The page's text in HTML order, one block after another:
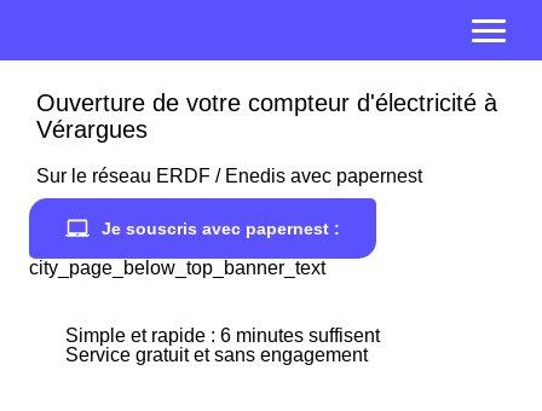
Ouverture de votre compteur d'électricité à
Vérargues
Sur le réseau ERDF / Enedis avec papernest
Je souscris avec papernest :
city_page_below_top_banner_text
Simple et rapide : 6 minutes suffisent
Service gratuit et sans engagement